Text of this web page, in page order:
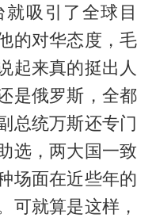
吸引了全球目
的对华态度，毛
起来真的挺出人
是俄罗斯，全都
总统万斯还专门
选，两大国一致
场面在近些年的
可就算是这样，